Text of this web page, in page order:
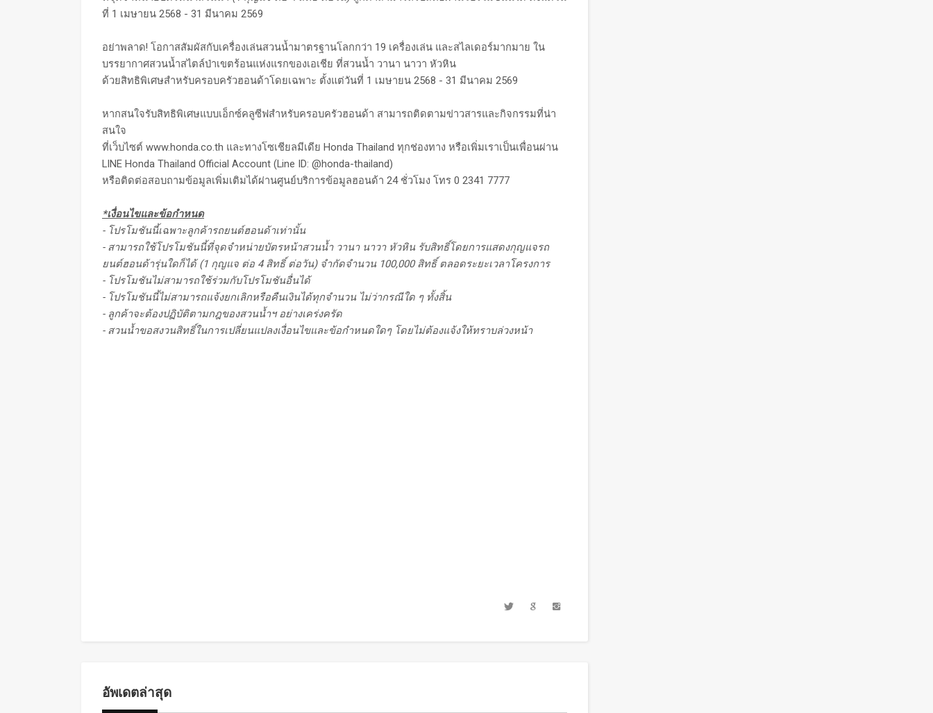
ที่ 1 เมษายน 2568 - 31 มีนาคม 2569
อย่าพลาด! โอกาสสัมผัสกับเครื่องเล่นสวนน้ำมาตรฐานโลกกว่า 19 เครื่องเล่น และสไลเดอร์มากมาย ใน
บรรยากาศสวนน้ำสไตล์ป่าเขตร้อนแห่งแรกของเอเชีย ที่สวนน้ำ วานา นาวา หัวหิน
ด้วยสิทธิพิเศษสำหรับครอบครัวฮอนด้าโดยเฉพาะ ตั้งแต่วันที่ 1 เมษายน 2568 - 31 มีนาคม 2569
หากสนใจรับสิทธิพิเศษแบบเอ็กซ์คลูซีฟสำหรับครอบครัวฮอนด้า สามารถติดตามข่าวสารและกิจกรรมที่น่า
สนใจ
ที่เว็บไซต์ www.honda.co.th และทางโซเชียลมีเดีย Honda Thailand ทุกช่องทาง หรือเพิ่มเราเป็นเพื่อนผ่าน
LINE Honda Thailand Official Account (Line ID: @honda-thailand)
หรือติดต่อสอบถามข้อมูลเพิ่มเติมได้ผ่านศูนย์บริการข้อมูลฮอนด้า 24 ชั่วโมง โทร 0 2341 7777
*เงื่อนไขและข้อกำหนด
- โปรโมชันนี้เฉพาะลูกค้ารถยนต์ฮอนด้าเท่านั้น
- สามารถใช้โปรโมชันนี้ที่จุดจำหน่ายบัตรหน้าสวนน้ำ วานา นาวา หัวหิน รับสิทธิ์โดยการแสดงกุญแจรถ
ยนต์ฮอนด้ารุ่นใดก็ได้ (1 กุญแจ ต่อ 4 สิทธิ์ ต่อวัน) จำกัดจำนวน 100,000 สิทธิ์ ตลอดระยะเวลาโครงการ
- โปรโมชันไม่สามารถใช้ร่วมกับโปรโมชันอื่นได้
- โปรโมชันนี้ไม่สามารถแจ้งยกเลิกหรือคืนเงินได้ทุกจำนวน ไม่ว่ากรณีใด ๆ ทั้งสิ้น
- ลูกค้าจะต้องปฏิบัติตามกฎของสวนน้ำฯ อย่างเคร่งครัด
- สวนน้ำขอสงวนสิทธิ์ในการเปลี่ยนแปลงเงื่อนไขและข้อกำหนดใดๆ โดยไม่ต้องแจ้งให้ทราบล่วงหน้า
อัพเดตล่าสุด